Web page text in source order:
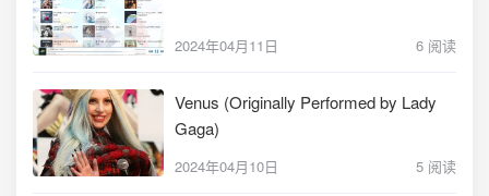
2024年04月11日 6 阅读
Venus (Originally Performed by Lady
Gaga)
2024年04月10日 5 阅读